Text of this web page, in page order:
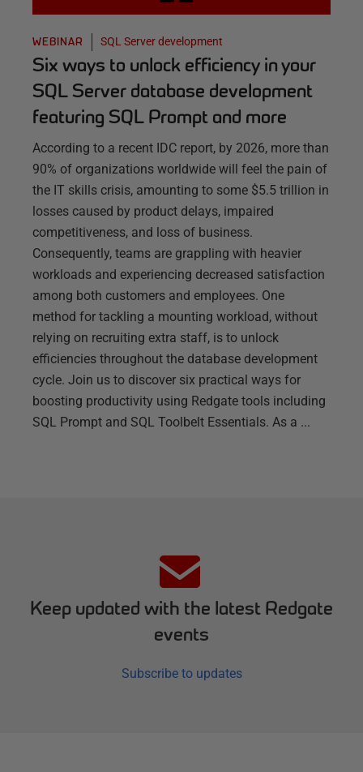
WEBINAR SQL Server development
Six ways to unlock efficiency in your
SQL Server database development
featuring SQL Prompt and more
According to a recent IDC report, by 2026, more than
90% of organizations worldwide will feel the pain of
the IT skills crisis, amounting to some $5.5 trillion in
losses caused by product delays, impaired
competitiveness, and loss of business.
Consequently, teams are grappling with heavier
workloads and experiencing decreased satisfaction
among both customers and employees. One
method for tackling a mounting workload, without
relying on recruiting extra staff, is to unlock
efficiencies throughout the database development
cycle. Join us to discover six practical ways for
boosting productivity using Redgate tools including
SQL Prompt and SQL Toolbelt Essentials. As a ...
Keep updated with the latest Redgate
events
Subscribe to updates